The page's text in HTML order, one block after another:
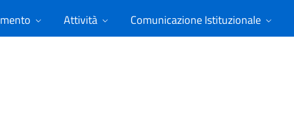
Attività Comunicazione Istituzionale